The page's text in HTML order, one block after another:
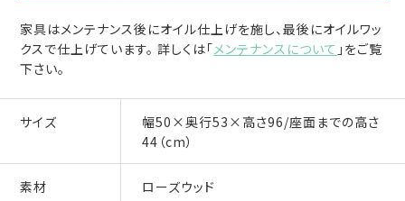
家具はメンテナンス後にオイル仕上げを施し、最後にオイルワッ
クスで仕上げています。 詳しくは「メンテナンスについて 」をご覧
下さい。
サイズ
幅50×奥行53×高さ96/座面までの高さ
44（cm）
素材 ローズウッド